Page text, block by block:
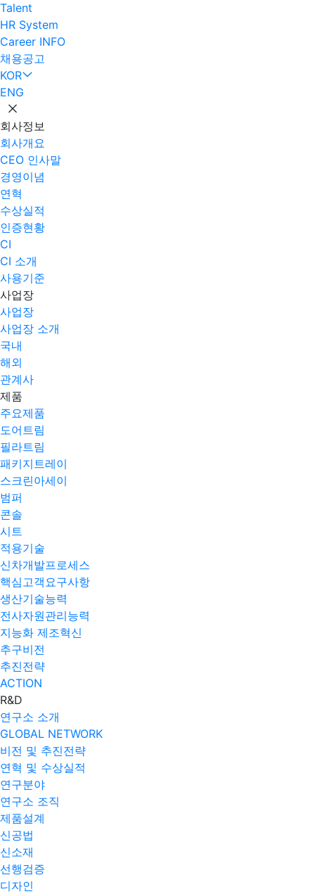
Talent
HR System
Career INFO
채용공고
KOR
ENG
회사정보
회사개요
CEO 인사말
경영이념
연혁
수상실적
인증현황
CI
CI 소개
사용기준
사업장
사업장
사업장 소개
국내
해외
관계사
제품
주요제품​
도어트림
필라트림
패키지트레이
스크린아세이
범퍼
콘솔
시트
적용기술
신차개발프로세스
핵심고객요구사항
생산기술능력
전사자원관리능력
지능화 제조혁신
추구비전
추진전략
ACTION
R&D
연구소 소개
GLOBAL NETWORK
비전 및 추진전략
연혁 및 수상실적
연구분야
연구소 조직
제품설계
신공법
신소재
선행검증
디자인